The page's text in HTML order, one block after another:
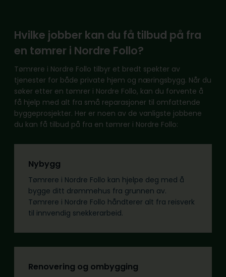
Hvilke jobber kan du få tilbud på fra
en tømrer i Nordre Follo?
Tømrere i Nordre Follo tilbyr et bredt spekter av
tjenester for både private hjem og næringsbygg. Når du
søker etter en tømrer i Nordre Follo, kan du forvente å
få hjelp med alt fra små reparasjoner til omfattende
byggeprosjekter. Her er noen av de vanligste jobbene
du kan få tilbud på fra en tømrer i Nordre Follo:
Nybygg
Tømrere i Nordre Follo kan hjelpe deg med å
bygge ditt drømmehus fra grunnen av.
Tømrere i Nordre Follo håndterer alt fra reisverk
til innvendig snekkerarbeid.
Renovering og ombygging